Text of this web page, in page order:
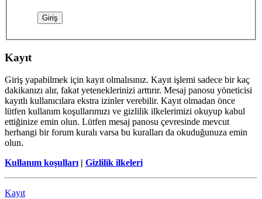
Kayıt
Giriş yapabilmek için kayıt olmalısınız. Kayıt işlemi sadece bir kaç
dakikanızı alır, fakat yeteneklerinizi arttırır. Mesaj panosu yöneticisi
kayıtlı kullanıcılara ekstra izinler verebilir. Kayıt olmadan önce
lütfen kullanım koşullarımızı ve gizlilik ilkelerimizi okuyup kabul
ettiğinize emin olun. Lütfen mesaj panosu çevresinde mevcut
herhangi bir forum kuralı varsa bu kuralları da okuduğunuza emin
olun.
Kullanım koşulları | Gizlilik ilkeleri
Kayıt